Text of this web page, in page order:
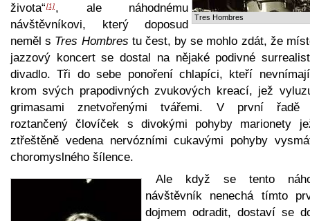
Tres Hombres
života“[1], ale náhodnému
návštěvníkovi, který doposud
neměl s Tres Hombres tu čest, by se mohlo zdát, že
jazzový koncert se dostal na nějaké podivné
divadlo. Tři do sebe ponoření chlapíci, kteří
krom svých prapodivných zvukových kreací, jež
grimasami znetvořenými tvářemi. V první řadě
roztančený človíček s divokými pohyby marionety
ztřeštěně vedena nervózními cukavými pohyby
choromyslného šílence.
Ale když se tento
návštěvník nenechá tímto
dojmem odradit, dostaví se